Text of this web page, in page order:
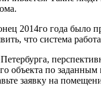
2014го года было
что система
по
заявку на